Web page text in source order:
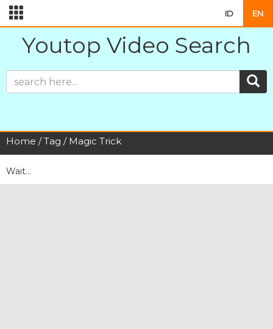
ID EN
Youtop Video Search
Home /Tag / Magic Trick
Wait...